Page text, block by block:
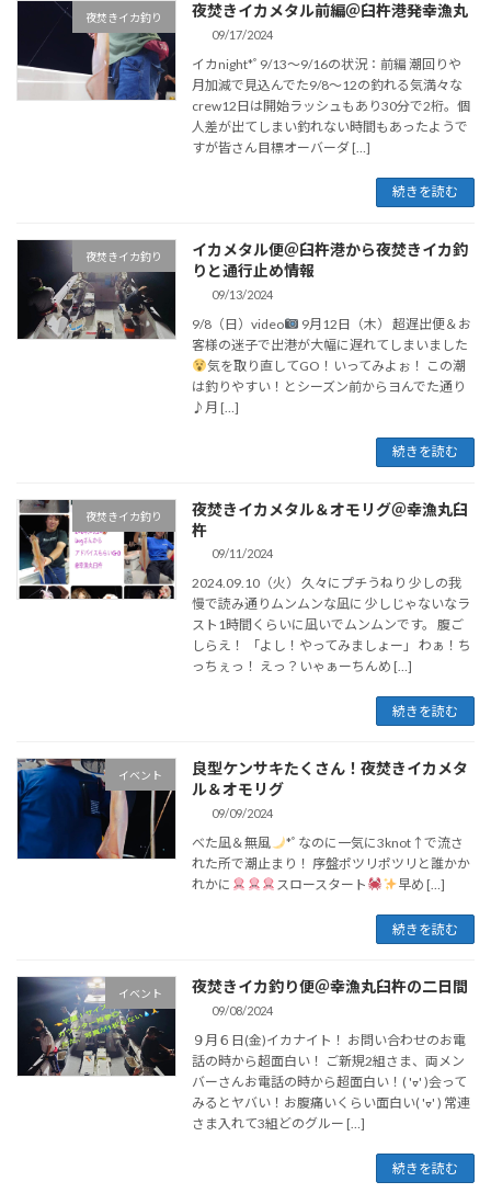
夜焚きイカ釣り 夜焚きイカメタル前編＠臼杵港発幸漁丸
09/17/2024
イカnight*ﾟ9/13～9/16の状況：前編 潮回りや
月加減で見込んでた9/8～12の釣れる気満々な
crew12日は開始ラッシュもあり30分で2桁。個
人差が出てしまい釣れない時間もあったようで
すが皆さん目標オーバーダ […]
続きを読む
夜焚きイカ釣り
イカメタル便＠臼杵港から夜焚きイカ釣
りと通行止め情報
09/13/2024
9/8（日）video
9月12日（木） 超遅出便＆お
客様の迷子で出港が大幅に遅れてしまいました
気を取り直してGO！いってみよぉ！ この潮
は釣りやすい！とシーズン前からヨんでた通り
♪月 […]
続きを読む
夜焚きイカ釣り
夜焚きイカメタル＆オモリグ＠幸漁丸臼
杵
09/11/2024
2024.09.10（火） 久々にプチうねり 少しの我
慢で読み通りムンムンな凪に 少しじゃないなラ
スト1時間くらいに凪いでムンムンです。 腹ご
しらえ！ 「よし！やってみましょー」 わぁ！ち
っちぇっ！ えっ？いゃぁーちんめ […]
続きを読む
イベント
良型ケンサキたくさん！夜焚きイカメタ
ル＆オモリグ
09/09/2024
べた凪＆無風
*ﾟなのに一気に3knot↑で流さ
れた所で潮止まり！ 序盤ポツリポツリと誰かか
れかに
スロースタート 早め […]
続きを読む
イベント 夜焚きイカ釣り便＠幸漁丸臼杵の二日間
09/08/2024
９月６日(金)イカナイト！ お問い合わせのお電
話の時から超面白い！ ご新規2組さま、両メン
バーさんお電話の時から超面白い！( 'ᢦ' )会って
みるとヤバい！お腹痛いくらい面白い( 'ᢦ' ) 常連
さま入れて3組どのグルー […]
続きを読む